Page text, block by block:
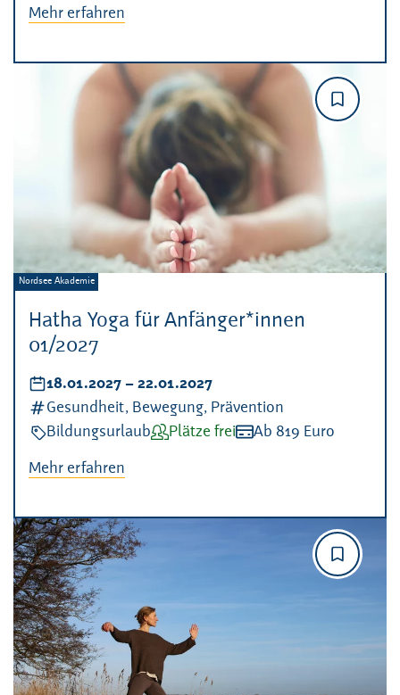
Mehr erfahren
Hatha Yoga für Anfänger*innen
01/2027
Veranstalter:
Nordsee Akademie
Datum:
18.01.2027 – bis
22.01.2027
Kategorien:
Gesundheit, Bewegung, Prävention
Veranstaltungsart:
BildungsurlaubVerfügbarkeit:
Plätze freiKosten:
Ab 819 Euro
Mehr erfahren